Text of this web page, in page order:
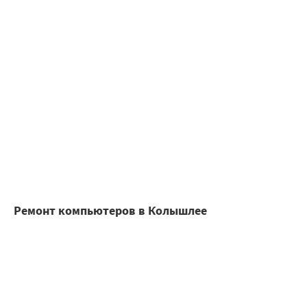
Ремонт компьютеров в Колышлее